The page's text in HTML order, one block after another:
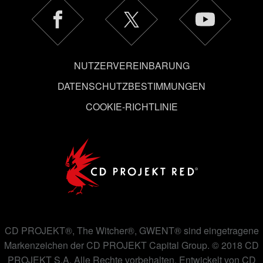
auch alle Einstellungen rund um das Thema Cookies
ändern kannst.
NUTZERVEREINBARUNG
DATENSCHUTZBESTIMMUNGEN
COOKIE-RICHTLINIE
CD PROJEKT®, The Witcher®, GWENT® sind eingetragene
Markenzeichen der CD PROJEKT Capital Group. © 2018 CD
PROJEKT S.A. Alle Rechte vorbehalten. Entwickelt von CD